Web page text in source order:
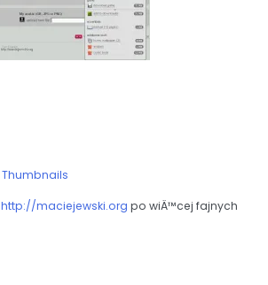
http://maciejewski.org po wiÄ™cej fajnych